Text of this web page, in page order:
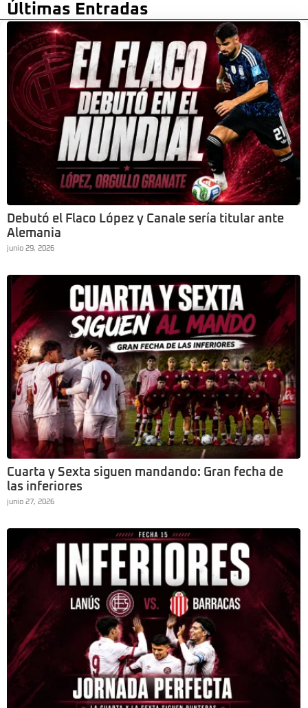
Últimas Entradas
Debutó el Flaco López y Canale sería titular ante
Alemania
junio 29, 2026
Cuarta y Sexta siguen mandando: Gran fecha de
las inferiores
junio 27, 2026